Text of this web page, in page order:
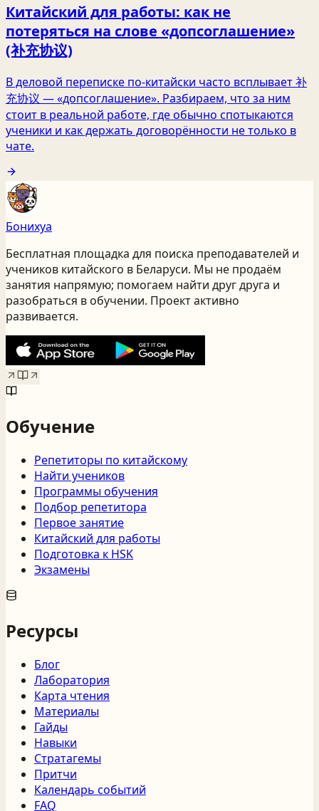
Китайский для работы: как не
потеряться на слове «допсоглашение»
(补充协议)
В деловой переписке по-китайски часто всплывает 补
充协议 — «допсоглашение». Разбираем, что за ним
стоит в реальной работе, где обычно спотыкаются
ученики и как держать договорённости не только в
чате.
Бонихуа
Бесплатная площадка для поиска преподавателей и
учеников китайского в Беларуси. Мы не продаём
занятия напрямую; помогаем найти друг друга и
разобраться в обучении. Проект активно
развивается.
Обучение
Репетиторы по китайскому
Найти учеников
Программы обучения
Подбор репетитора
Первое занятие
Китайский для работы
Подготовка к HSK
Экзамены
Ресурсы
Блог
Лаборатория
Карта чтения
Материалы
Гайды
Навыки
Стратагемы
Притчи
Календарь событий
FAQ